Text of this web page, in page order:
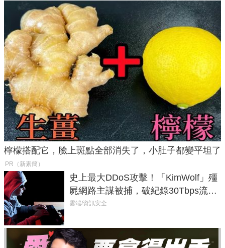
檸檬搭配它，臉上斑點全部消失了，小肚子都變平坦了
PR（新素簡）
史上最大DDoS攻擊！「KimWolf」殭
屍網路主謀被捕，破紀錄30Tbps流量
癱瘓全球！
雲端/資訊安全